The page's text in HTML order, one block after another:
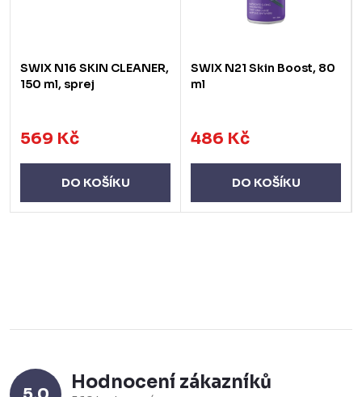
SWIX N16 SKIN CLEANER,
150 ml, sprej
569 Kč
DO KOŠÍKU
SWIX N21 Skin Boost, 80
ml
486 Kč
DO KOŠÍKU
Hodnocení zákazníků